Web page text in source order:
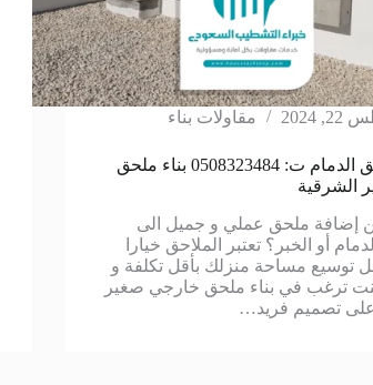
2024 مقاولات بناء
مقاول ملاحق الدمام ت: 0508323484 بناء ملحق
الشرقية
إضافة ملحق عملي و جميل الى
أو الخبر؟ تعتبر الملاحق خيارا
توسيع مساحة منزلك بأقل تكلفة و
ترغب في بناء ملحق خارجي صغير
تصميم فريد…